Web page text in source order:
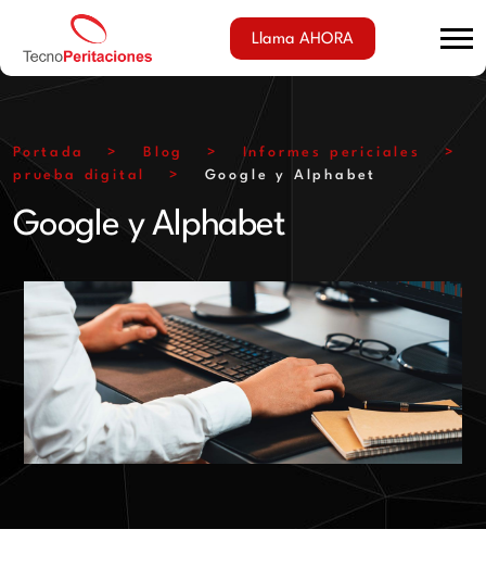
Llama AHORA
Portada > Blog > Informes periciales
>
prueba digital
> Google y Alphabet
Google y Alphabet